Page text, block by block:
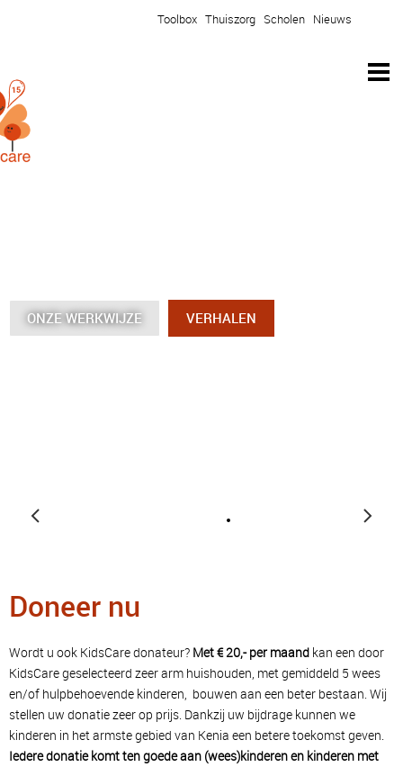
Toolbox Thuiszorg Scholen Nieuws
ONZE WERKWIJZE VERHALEN
ONZE WERKWIJZE VERHALEN
ONZE WERKWIJZE VERHALEN
ONZE WERKWIJZE VERHALEN
Doneer nu
Wordt u ook KidsCare donateur? Met € 20,- per maand kan een door
KidsCare geselecteerd zeer arm huishouden, met gemiddeld 5 wees
en/of hulpbehoevende kinderen, bouwen aan een beter bestaan. Wij
stellen uw donatie zeer op prijs. Dankzij uw bijdrage kunnen we
kinderen in het armste gebied van Kenia een betere toekomst geven.
Iedere donatie komt ten goede aan (wees)kinderen en kinderen met